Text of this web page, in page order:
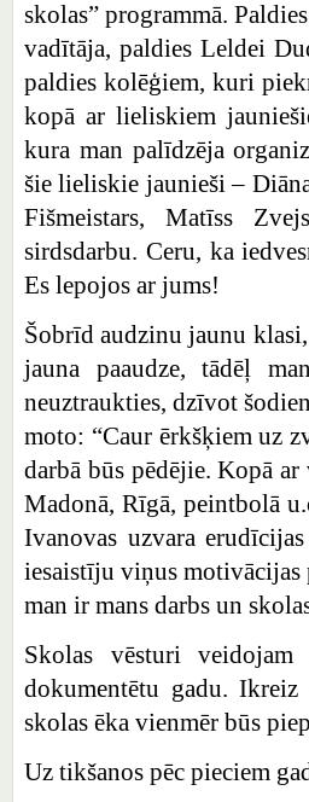
skolas” programmā.
vadītāja, paldies Leldei
paldies kolēģiem, kuri
kopā ar lieliskiem
kura man palīdzēja
šie lieliskie jaunieši –
Fišmeistars, Matīss
sirdsdarbu. Ceru, ka
Es lepojos ar jums!
Šobrīd audzinu jaunu
jauna paaudze, tādēļ
neuztraukties, dzīvot
moto: “Caur ērkšķiem uz
darbā būs pēdējie. Kopā
Madonā, Rīgā, peintbolā
Ivanovas uzvara
iesaistīju viņus motivācijas
man ir mans darbs un
Skolas vēsturi
dokumentētu gadu.
skolas ēka vienmēr būs
Uz tikšanos pēc pieciem